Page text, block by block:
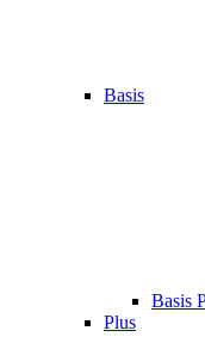
Basis
Basis
Plus